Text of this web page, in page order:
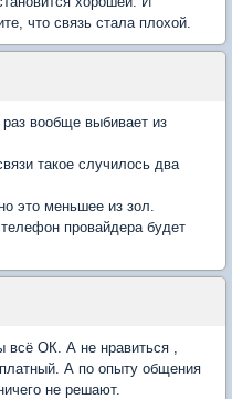
что связь стала плохой.
вообще выбивает из
такое случилось два
это меньшее из зол.
провайдера будет
всё ОК. А не нравиться ,
А по опыту общения
не решают.